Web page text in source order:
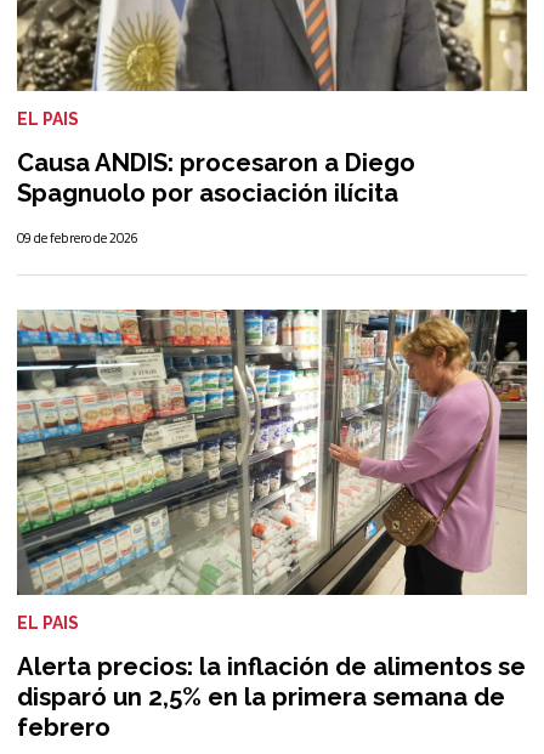
Causa ANDIS: procesaron a Diego
Spagnuolo por asociación ilícita
EL PAIS
09 de febrero de 2026
Alerta precios: la inflación de alimentos se
disparó un 2,5% en la primera semana de
febrero
EL PAIS